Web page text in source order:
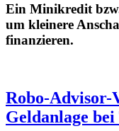
Ein Minikredit
um kleinere
finanzieren.
Robo-Advisor-
Geldanlage